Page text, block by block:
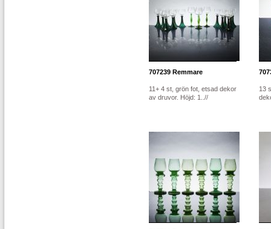
707239 Remmare
11+ 4 st, grön fot, etsad dekor
av druvor. Höjd: 1..//
13